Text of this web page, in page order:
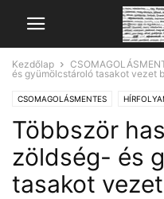
Kezdőlap
és gyümölcstároló tasakot vezet
CSOMAGOLÁSMENTES
Többször
zöldség- és
tasakot